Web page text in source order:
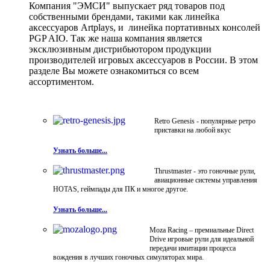
Компания "ЭМСИ" выпускает ряд товаров под
собственными брендами, такими как линейка
аксессуаров Artplays, и линейка портативных консолей
PGP AIO. Так же наша компания является
эксклюзивным дистрибьютором продукции
производителей игровых аксессуаров в России. В этом
разделе Вы можете ознакомиться со всем
ассортиментом.
Retro Genesis - популярные ретро
приставки на любой вкус
Узнать больше...
Thrustmaster - это гоночные рули,
авиационные системы управления
HOTAS, геймпады для ПК и многое другое.
Узнать больше...
Moza Racing – премиальные Direct
Drive игровые рули для идеальной
передачи имитации процесса
вождения в лучших гоночных симуляторах мира.